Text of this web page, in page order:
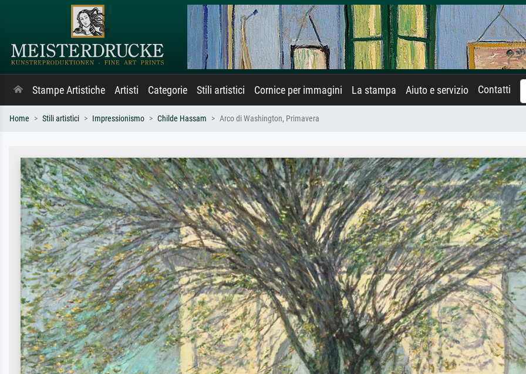
Stampe Artistiche Artisti Categorie Stili artistici Cornice per immagini La stampa Aiuto e servizio Contatti
Home Stili artistici Impressionismo Childe Hassam Arco di Washington, Primavera